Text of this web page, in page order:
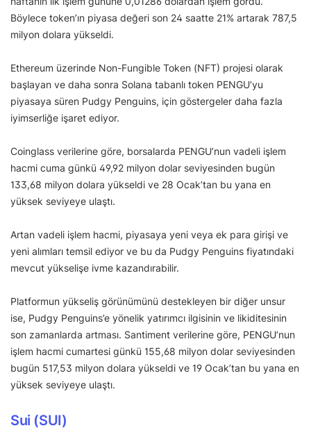
Böylece token’ın piyasa değeri son 24 saatte 21% artarak 787,5
milyon dolara yükseldi.
Ethereum üzerinde Non-Fungible Token (NFT) projesi olarak
başlayan ve daha sonra Solana tabanlı token PENGU’yu
piyasaya süren Pudgy Penguins, için göstergeler daha fazla
iyimserliğe işaret ediyor.
Coinglass verilerine göre, borsalarda PENGU’nun vadeli işlem
hacmi cuma günkü 49,92 milyon dolar seviyesinden bugün
133,68 milyon dolara yükseldi ve 28 Ocak’tan bu yana en
yüksek seviyeye ulaştı.
Artan vadeli işlem hacmi, piyasaya yeni veya ek para girişi ve
yeni alımları temsil ediyor ve bu da Pudgy Penguins fiyatındaki
mevcut yükselişe ivme kazandırabilir.
Platformun yükseliş görünümünü destekleyen bir diğer unsur
ise, Pudgy Penguins’e yönelik yatırımcı ilgisinin ve likiditesinin
son zamanlarda artması. Santiment verilerine göre, PENGU’nun
işlem hacmi cumartesi günkü 155,68 milyon dolar seviyesinden
bugün 517,53 milyon dolara yükseldi ve 19 Ocak’tan bu yana en
yüksek seviyeye ulaştı.
Sui (SUI)